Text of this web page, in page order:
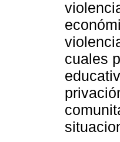
cuales